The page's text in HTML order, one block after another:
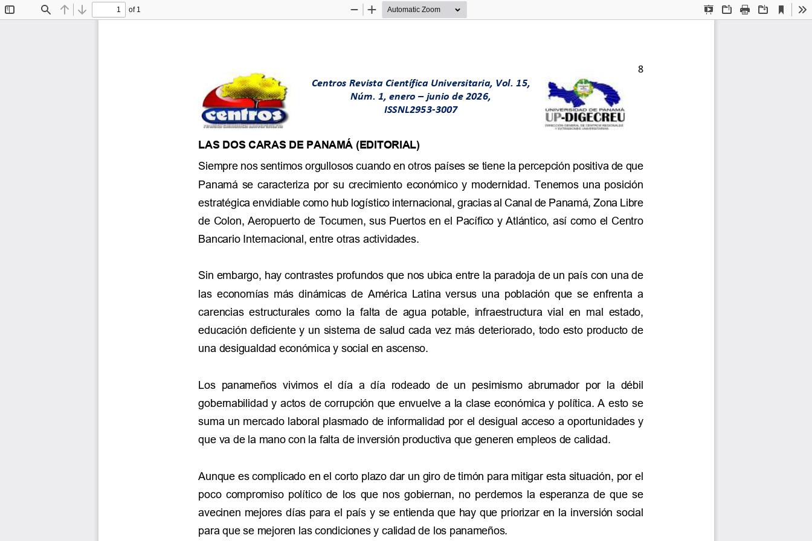
Find Previous
Next
of 1
Presentation
OpenPrint Download
Current
View
Zoom
Zoom
8
Centros Revista Científica Universitaria, Vol. 15,
Núm. 1, enero – junio de 2026,
ISSNL2953-3007
LAS DOS CARAS DE PANAMÁ (EDITORIAL)
Siempre nos sentimos orgullosos cuando en otros países se tiene la percepción positiva de que
Panamá  se  caracteriza  por  su  crecimiento  económico  y  modernidad.  Tenemos  una  posición
estratégica envidiable como hub logístico internacional, gracias al Canal de Panamá, Zona Libre
de Colon, Aeropuerto de Tocumen, sus Puertos en el Pacífico y Atlántico, así como el Centro
Bancario Internacional, entre otras actividades.
Sin embargo, hay contrastes profundos que nos ubica entre la paradoja de un país con una de
las  economías  más  dinámicas  de  América  Latina  versus  una  población  que  se  enfrenta  a
carencias  estructurales  como  la  falta  de  agua  potable,  infraestructura  vial  en mal  estado,
educación deficiente y un sistema de salud cada vez más deteriorado, todo esto producto de
una desigualdad económica y social en ascenso.
Los  panameños  vivimos  el  día  a  día  rodeado  de  un  pesimismo  abrumador  por  la  débil
gobernabilidad y actos de corrupción que envuelve a la clase económica y política. A esto se
suma un mercado laboral plasmado de informalidad por el desigual acceso a oportunidades y
que va de la mano con la falta de inversión productiva que generen empleos de calidad.
Aunque es complicado en el corto plazo dar un giro de timón para mitigar esta situación, por el
poco  compromiso  político  de  los  que  nos  gobiernan,  no  perdemos  la  esperanza  de  que  se
avecinen mejores días para el país y se entienda que hay que priorizar en la inversión social
para que se mejoren las condiciones y calidad de los panameños.